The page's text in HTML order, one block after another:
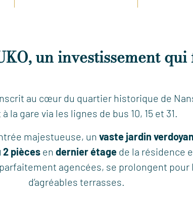
un investissement
au cœur du quartier historique de
la gare via les lignes de bus 10, 15 et 31.
majestueuse, un vaste jardin
2 piècesen dernier étagede la résidence
agencées, se prolongent pour
d’agréables terrasses.